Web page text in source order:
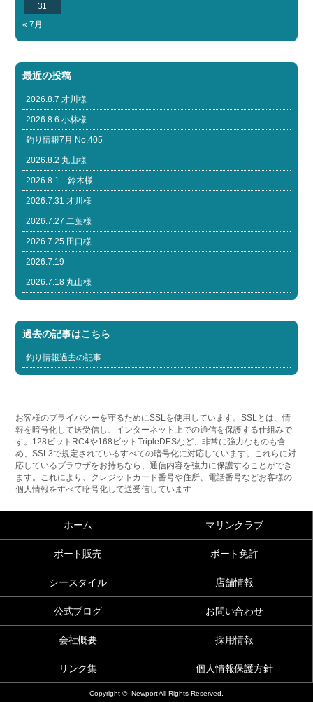
31
« 7月
最近の投稿
2026.8.7 才川様
2026.8.6 小林様
釣り情報7月 No,405
2026.8.2 丸山様
2026.8.1 鈴木様
2026.7.31 才川様
2026.7.27 二葉様
2026.7.25 田口様
2026.7.19
2026.7.18 丸山様
過去の記事はこちら
釣り情報過去の記事
お客様のプライバシーを守るためにSSLを使用しています。SSLとは、情
報を暗号化して送受信し、インターネット上での通信を保護する仕組みで
す。128ビットRC4や168ビットTripleDESなど、非常に強力なものも含
め、SSL3で規定されているすべての暗号化に対応しています。これらに対
応しているブラウザをお持ちなら、通信内容を強力に保護することができ
ます。これにより、クレジットカード番号や住所、電話番号などお客様の
個人情報をすべて暗号化して送受信しています
ホーム マリンクラブ
ボート販売 ボート免許
シースタイル 店舗情報
公式ブログ お問い合わせ
会社概要 採用情報
リンク集 個人情報保護方針
Copyright © Newport All Rights Reserved.